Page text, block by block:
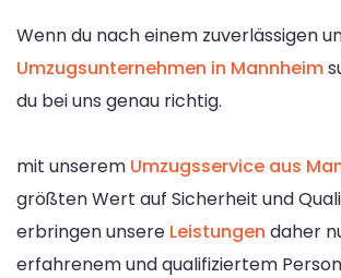
Wenn du nach einem zuverlässigen
Umzugsunternehmen in Mannheim
du bei uns genau richtig.
mit unserem Umzugsservice aus
größten Wert auf Sicherheit und
erbringen unsere Leistungen daher
erfahrenem und qualifiziertem